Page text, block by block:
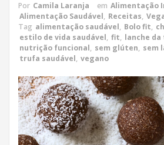
Por Camila Laranja em Alimentação
Alimentação Saudável, Receitas,
Tag alimentação saudável, Bolo fit,
estilo de vida saudável, fit, lanche
nutrição funcional, sem glúten, sem
trufa saudável, vegano